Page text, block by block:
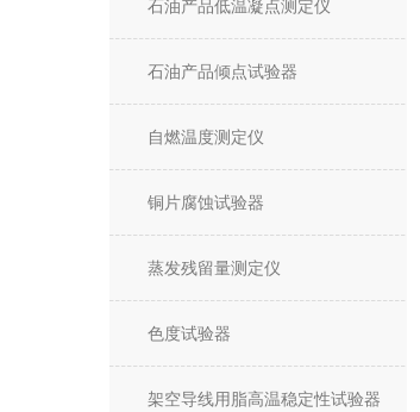
石油产品低温凝点测定仪
石油产品倾点试验器
自燃温度测定仪
铜片腐蚀试验器
蒸发残留量测定仪
色度试验器
架空导线用脂高温稳定性试验器